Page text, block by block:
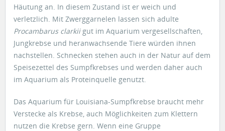
Häutung an. In diesem Zustand ist er weich und
verletzlich. Mit Zwerggarnelen lassen sich adulte
Procambarus clarkiigut im Aquarium vergesellschaften,
Jungkrebse und heranwachsende Tiere würden ihnen
nachstellen. Schnecken stehen auch in der Natur auf dem
Speisezettel des Sumpfkrebses und werden daher auch
im Aquarium als Proteinquelle genutzt.
Das Aquarium für Louisiana-Sumpfkrebse braucht mehr
Verstecke als Krebse, auch Möglichkeiten zum Klettern
nutzen die Krebse gern. Wenn eine Gruppe